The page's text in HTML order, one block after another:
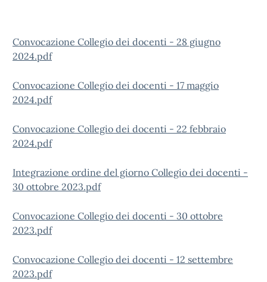
Convocazione Collegio dei docenti - 28 giugno
2024.pdf
Convocazione Collegio dei docenti - 17 maggio
2024.pdf
Convocazione Collegio dei docenti - 22 febbraio
2024.pdf
Integrazione ordine del giorno Collegio dei docenti -
30 ottobre 2023.pdf
Convocazione Collegio dei docenti - 30 ottobre
2023.pdf
Convocazione Collegio dei docenti - 12 settembre
2023.pdf